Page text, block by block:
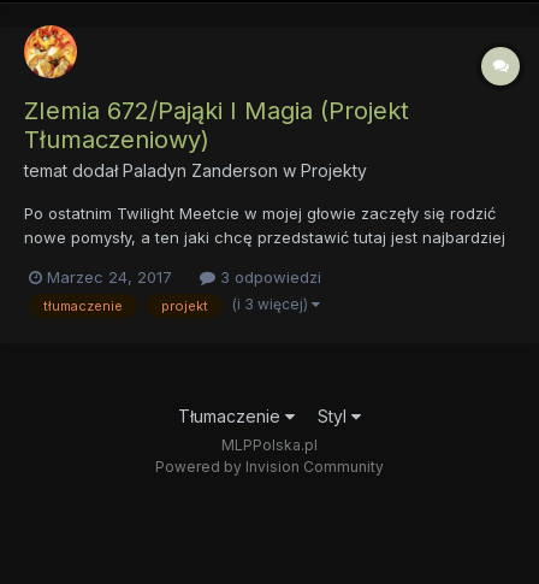
ZIemia 672/Pająki I Magia (Projekt
Tłumaczeniowy)
temat dodałPaladyn Zanderson w Projekty
Po ostatnim Twilight Meetcie w mojej głowie zaczęły się rodzić
nowe pomysły, a ten jaki chcę przedstawić tutaj jest najbardziej
fandomie Fiki, których klimat i niezwykła historia spowodowały
powstanie fandomów skupionych wokół universów w nich n...
Marzec 24, 2017 3 odpowiedzi
tłumaczenie projekt (i 3 więcej)
Tłumaczenie Styl
MLPPolska.pl
Powered by Invision Community